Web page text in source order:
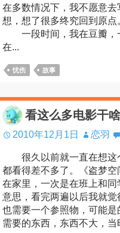
在多数情况下，我不愿意
想，想了很多终究回到原点
一段时间，我在豆瓣，
在...
忧伤 故事
看这么多电影干啥
2010年12月1日 恋羽
很久以前就一直在想这
都看得差不多了。《盗梦
在家里，一次是在班上和
意思，看完两遍以后我就
也需要一个参照物，可能
需要的东西，东西不大，当